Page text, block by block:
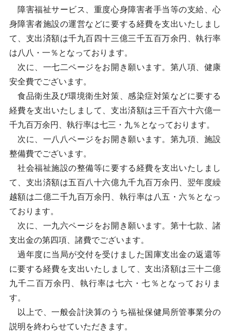
障害福祉サービス、重度心身障害者手当等の支給、心
身障害者施設の運営などに要する経費を支出いたしまし
て、支出済額は千九百四十三億三千五百万余円、執行率
は八八・一％となっております。
次に、一七二ページをお開き願います。第八項、健康
安全費でございます。
食品衛生及び環境衛生対策、感染症対策などに要する
経費を支出いたしまして、支出済額は三千百六十六億一
千九百万余円、執行率は七三・九％となっております。
次に、一八八ページをお開き願います。第九項、施設
整備費でございます。
社会福祉施設の整備等に要する経費を支出いたしまし
て、支出済額は五百八十六億九千九百万余円、翌年度繰
越額は二億二千九百万余円、執行率は八五・六％となっ
ております。
次に、一九六ページをお開き願います。第十七款、諸
支出金の第四項、諸費でございます。
過年度に当局が交付を受けました国庫支出金の返還等
に要する経費を支出いたしまして、支出済額は三十二億
九千二百万余円、執行率は七六・七％となっておりま
す。
以上で、一般会計決算のうち福祉保健局所管事業分の
説明を終わらせていただきます。